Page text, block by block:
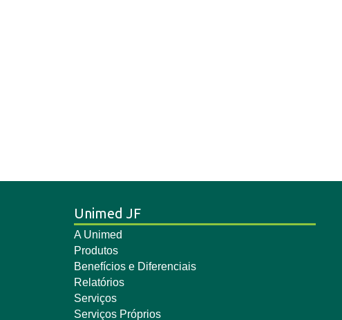
Unimed JF
A Unimed
Produtos
Benefícios e Diferenciais
Relatórios
Serviços
Serviços Próprios